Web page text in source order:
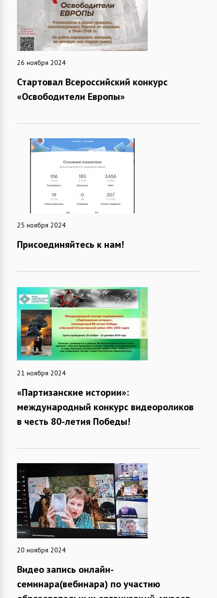
26 ноября 2024
Стартовал Всероссийский конкурс
«Освободители Европы»
25 ноября 2024
Присоединяйтесь к нам!
21 ноября 2024
«Партизанские истории»:
международный конкурс видеороликов
в честь 80-летия Победы!
20 ноября 2024
Видео запись онлайн-
семинара(вебинара) по участию